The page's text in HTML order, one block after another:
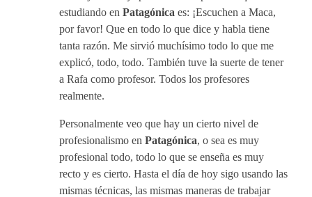
estudiando en Patagónica es: ¡Escuchen a Maca,
por favor! Que en todo lo que dice y habla tiene
tanta razón. Me sirvió muchísimo todo lo que me
explicó, todo, todo. También tuve la suerte de tener
a Rafa como profesor. Todos los profesores
realmente.
Personalmente veo que hay un cierto nivel de
profesionalismo en Patagónica, o sea es muy
profesional todo, todo lo que se enseña es muy
recto y es cierto. Hasta el día de hoy sigo usando las
mismas técnicas, las mismas maneras de trabajar